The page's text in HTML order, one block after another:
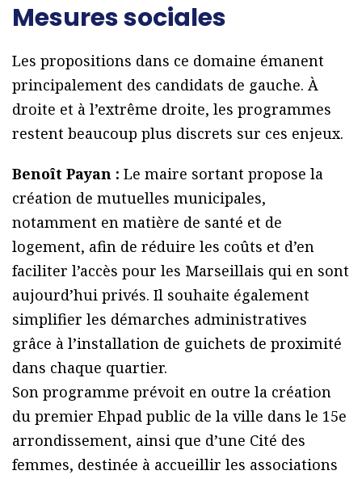
Mesures sociales
Les propositions dans ce domaine émanent
principalement des candidats de gauche. À
droite et à l’extrême droite, les programmes
restent beaucoup plus discrets sur ces enjeux.
Benoît Payan : Le maire sortant propose la
création de mutuelles municipales,
notamment en matière de santé et de
logement, afin de réduire les coûts et d’en
faciliter l’accès pour les Marseillais qui en sont
aujourd’hui privés. Il souhaite également
simplifier les démarches administratives
grâce à l’installation de guichets de proximité
dans chaque quartier.
Son programme prévoit en outre la création
du premier Ehpad public de la ville dans le 15e
arrondissement, ainsi que d’une Cité des
femmes, destinée à accueillir les associations